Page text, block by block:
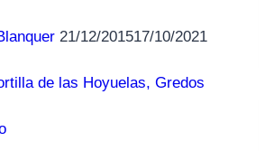
21/12/201517/10/2021